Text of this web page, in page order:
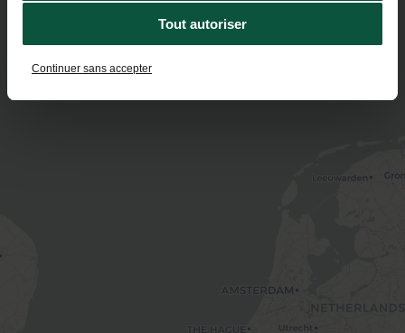
Tout autoriser
Continuer sans accepter